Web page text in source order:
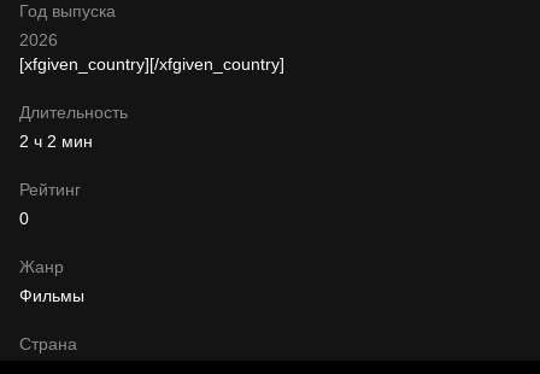
Год выпуска
2026
Жанр
Фильмы
Длительность
2 ч 2 мин
[xfgiven_country]
Страна
[/xfgiven_country]
Рейтинг
0